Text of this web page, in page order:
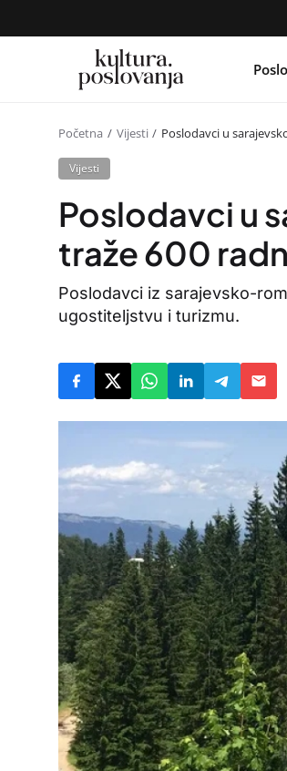
Početna Vijesti Poslodavci u
Vijesti
Poslodavci u
traže 600
Poslodavci iz sarajevsko-
ugostiteljstvu i turizmu.